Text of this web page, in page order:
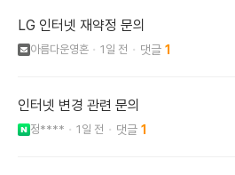
LG 인터넷 재약정 문의
아름다운영혼 1일 전 1
인터넷 변경 관련 문의
정**** 1일 전 1